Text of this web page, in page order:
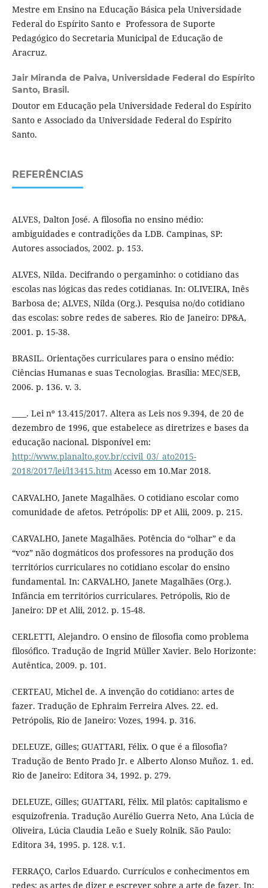
Mestre em Ensino na Educação Básica pela Universidade
Federal do Espírito Santo e Professora de Suporte
Pedagógico do Secretaria Municipal de Educação de
Aracruz.
Jair Miranda de Paiva, Universidade Federal do Espírito
Santo, Brasil.
Doutor em Educação pela Universidade Federal do Espírito
Santo e Associado da Universidade Federal do Espírito
Santo.
REFERÊNCIAS
ALVES, Dalton José. A filosofia no ensino médio:
ambiguidades e contradições da LDB. Campinas, SP:
Autores associados, 2002. p. 153.
ALVES, Nilda. Decifrando o pergaminho: o cotidiano das
escolas nas lógicas das redes cotidianas. In: OLIVEIRA, Inês
Barbosa de; ALVES, Nilda (Org.). Pesquisa no/do cotidiano
das escolas: sobre redes de saberes. Rio de Janeiro: DP&A,
2001. p. 15-38.
BRASIL. Orientações curriculares para o ensino médio:
Ciências Humanas e suas Tecnologias. Brasília: MEC/SEB,
2006. p. 136. v. 3.
____. Lei nº 13.415/2017. Altera as Leis nos 9.394, de 20 de
dezembro de 1996, que estabelece as diretrizes e bases da
educação nacional. Disponível em:
http://www.planalto.gov.br/ccivil_03/_ato2015-
2018/2017/lei/l13415.htmAcesso em 10.Mar 2018.
CARVALHO, Janete Magalhães. O cotidiano escolar como
comunidade de afetos. Petrópolis: DP et Alii, 2009. p. 215.
CARVALHO, Janete Magalhães. Potência do “olhar” e da
“voz” não dogmáticos dos professores na produção dos
territórios curriculares no cotidiano escolar do ensino
fundamental. In: CARVALHO, Janete Magalhães (Org.).
Infância em territórios curriculares. Petrópolis, Rio de
Janeiro: DP et Alii, 2012. p. 15-48.
CERLETTI, Alejandro. O ensino de filosofia como problema
filosófico. Tradução de Ingrid Müller Xavier. Belo Horizonte:
Autêntica, 2009. p. 101.
CERTEAU, Michel de. A invenção do cotidiano: artes de
fazer. Tradução de Ephraim Ferreira Alves. 22. ed.
Petrópolis, Rio de Janeiro: Vozes, 1994. p. 316.
DELEUZE, Gilles; GUATTARI, Félix. O que é a filosofia?
Tradução de Bento Prado Jr. e Alberto Alonso Muñoz. 1. ed.
Rio de Janeiro: Editora 34, 1992. p. 279.
DELEUZE, Gilles; GUATTARI, Félix. Mil platôs: capitalismo e
esquizofrenia. Tradução Aurélio Guerra Neto, Ana Lúcia de
Oliveira, Lúcia Claudia Leão e Suely Rolnik. São Paulo:
Editora 34, 1995. p. 128. v.1.
FERRAÇO, Carlos Eduardo. Currículos e conhecimentos em
redes: as artes de dizer e escrever sobre a arte de fazer. In: